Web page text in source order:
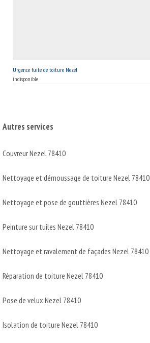
Urgence fuite de toiture Nezel
indisponible
Autres services
Couvreur Nezel 78410
Nettoyage et démoussage de toiture Nezel 78410
Nettoyage et pose de gouttières Nezel 78410
Peinture sur tuiles Nezel 78410
Nettoyage et ravalement de façades Nezel 78410
Réparation de toiture Nezel 78410
Pose de velux Nezel 78410
Isolation de toiture Nezel 78410